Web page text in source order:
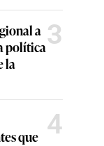
a
política
la
3
que 4